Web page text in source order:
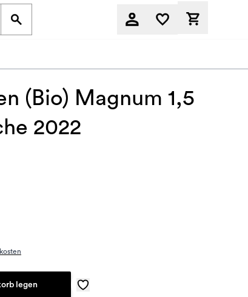
(Bio) Magnum 1,5
2022
legen